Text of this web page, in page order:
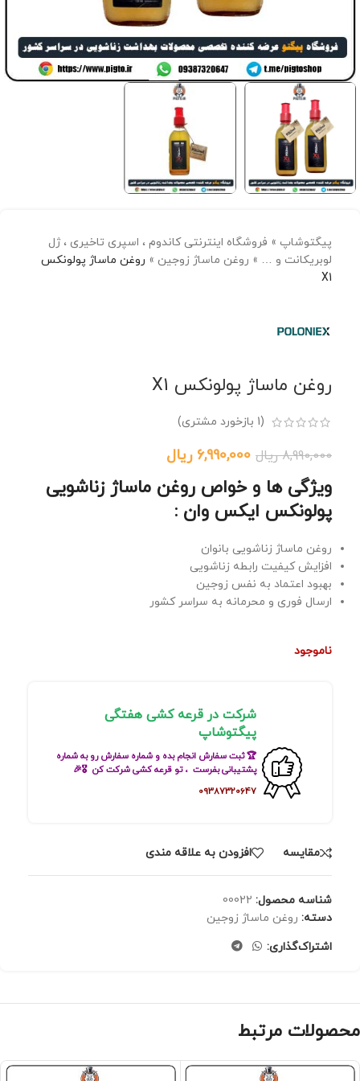
پیگتوشاپ » فروشگاه اینترنتی کاندوم ، اسپری تاخیری ، ژل
لوبریکانت و … » روغن ماساژ زوجین » روغن ماساژ پولونکس
X1
روغن ماساژ پولونکس X1
(
1 بازخورد مشتری)
8,990,000 ریال 6,990,000 ریال
ویژگی ها و خواص روغن ماساژ زناشویی
پولونکس ایکس وان :
روغن ماساژ زناشویی بانوان
افزایش کیفیت رابطه زناشویی
بهبود اعتماد به نفس زوجین
ارسال فوری و محرمانه به سراسر کشور
ناموجود
شرکت در قرعه کشی هفتگی
پیگتوشاپ
🏆 ثبت سفارش انجام بده و شماره سفارش رو به شماره
پشتیبانی بفرست ، تو قرعه کشی شرکت کن 🎖🎉
09387320647
مقايسه افزودن به علاقه مندی
شناسه محصول: 00022
دسته: روغن ماساژ زوجین
اشتراک‌گذاری:
محصولات مرتبط